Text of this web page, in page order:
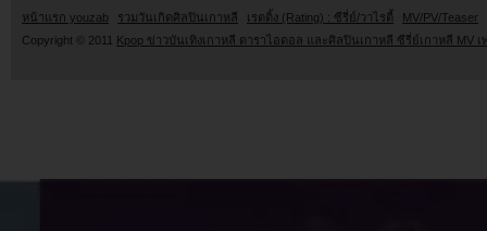
หน้าแรก youzab รวมวันเกิดศิลปินเกาหลี เรตติ้ง (Rating) : ซีรี่ย์/วาไรตี้
MV/PV/Teaser
Copyright © 2011 Kpop ข่าวบันเทิงเกาหลี ดาราไอดอล และศิลปินเกาหลี ซีรี่ย์เกาหลี MV